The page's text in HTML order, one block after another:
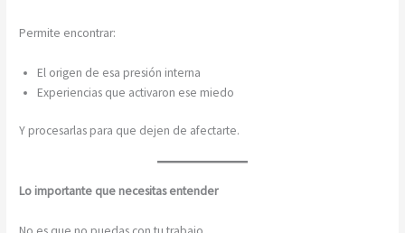
Permite encontrar:
El origen de esa presión interna
Experiencias que activaron ese miedo
Y procesarlas para que dejen de afectarte.
Lo importante que necesitas entender